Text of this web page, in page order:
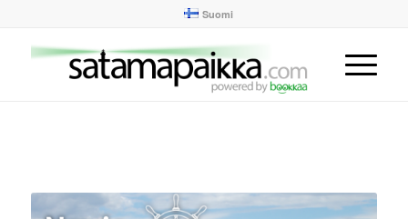
Suomi